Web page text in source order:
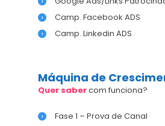
Camp. Facebook ADS
Camp. Linkedin ADS
Máquina de
Quer sabercom funciona?
Fase 1 – Prova de Canal